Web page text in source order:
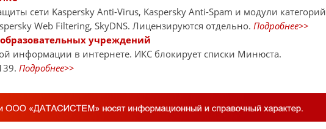
сети Kaspersky Anti-Virus, Kaspersky Anti-Spam и модули категорий
Web Filtering, SkyDNS. Лицензируются отдельно. Подробнее>>
учреждений
информации в интернете. ИКС блокирует списки Минюста.
Подробнее>>